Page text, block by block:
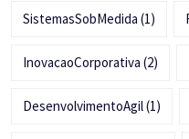
SistemasSobMedida (1)
InovacaoCorporativa (2)
DesenvolvimentoAgil(1)